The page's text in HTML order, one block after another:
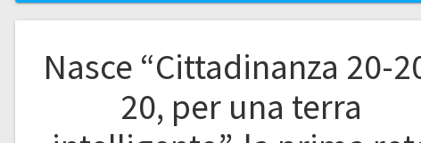
Nasce “Cittadinanza 20-
20, per una terra